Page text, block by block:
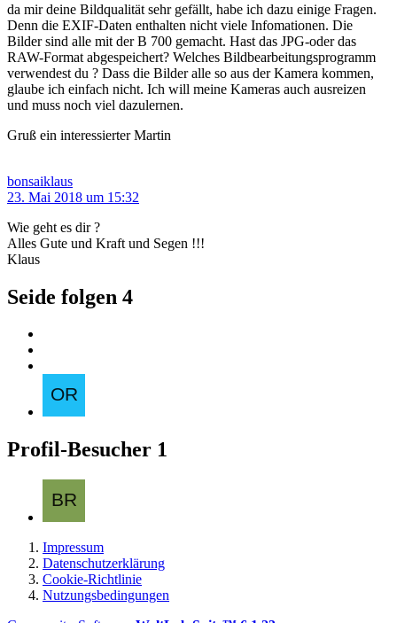
da mir deine Bildqualität sehr gefällt, habe ich dazu einige Fragen.
Denn die EXIF-Daten enthalten nicht viele Infomationen. Die
Bilder sind alle mit der B 700 gemacht. Hast das JPG-oder das
RAW-Format abgespeichert? Welches Bildbearbeitungsprogramm
verwendest du ? Dass die Bilder alle so aus der Kamera kommen,
glaube ich einfach nicht. Ich will meine Kameras auch ausreizen
und muss noch viel dazulernen.
Gruß ein interessierter Martin
bonsaiklaus
23. Mai 2018 um 15:32
Wie geht es dir ?
Alles Gute und Kraft und Segen !!!
Klaus
Seide folgen 4
Profil-Besucher 1
Impressum
Datenschutzerklärung
Cookie-Richtlinie
Nutzungsbedingungen